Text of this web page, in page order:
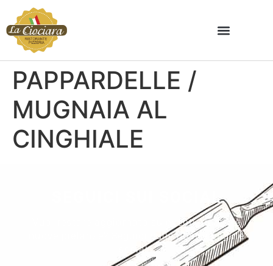
PAPPARDELLE /
MUGNAIA AL
CINGHIALE
SEGUICI SUI SOCIAL
Vuoi restare aggiornato su eventi, ricette e
nuove pietanze? Seguici sulle nostre pagine
social.